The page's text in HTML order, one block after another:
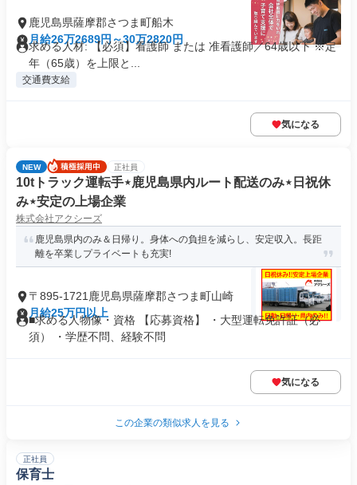
鹿児島県薩摩郡さつま町船木
月給26万2689円～30万2820円
求める人材: 【必須】看護師 または 准看護師／64歳以下 ※定
年（65歳）を上限と...
交通費支給
気になる
NEW 正社員
10tトラック運転手⋆鹿児島県内ルート配送のみ⋆日祝休
み⋆安定の上場企業
株式会社アクシーズ
鹿児島県内のみ＆日帰り。身体への負担を減らし、安定収入。長距
離を卒業しプライベートも充実!
〒895-1721鹿児島県薩摩郡さつま町山崎
月給25万円以上
■求める人物像・資格 【応募資格】 ・大型運転免許証（必
須） ・学歴不問、経験不問
気になる
この企業の類似求人を見る
正社員
保育士